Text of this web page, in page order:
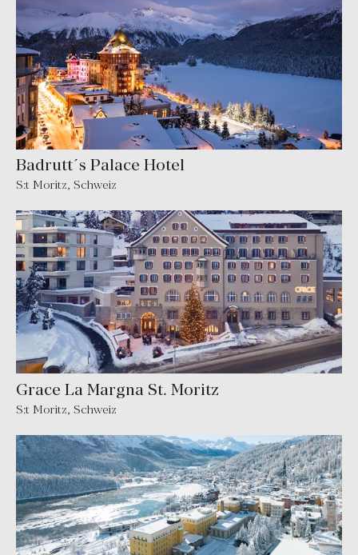
Badrutt´s Palace Hotel
S:t Moritz, Schweiz
Grace La Margna St. Moritz
S:t Moritz, Schweiz